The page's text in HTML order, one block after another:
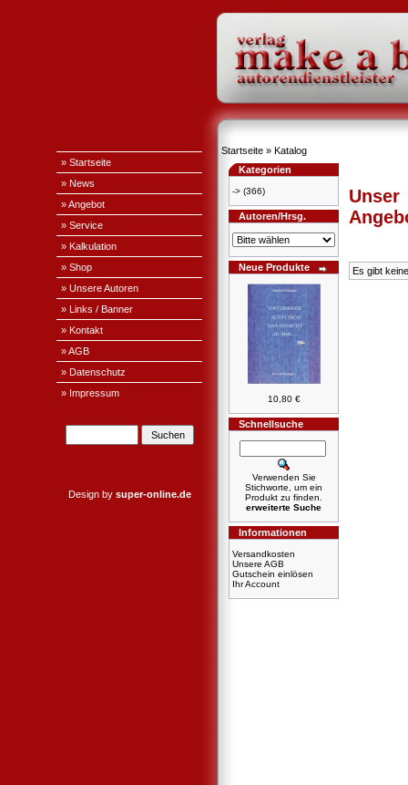
» Startseite
» News
» Angebot
» Service
» Kalkulation
» Shop
» Unsere Autoren
» Links / Banner
» Kontakt
» AGB
» Datenschutz
» Impressum
Design by super-online.de
Startseite » Katalog
Kategorien
-> (366)
Autoren/Hrsg.
Neue Produkte
10,80 €
Schnellsuche
Verwenden Sie
Stichworte, um ein
Produkt zu finden.
erweiterte Suche
Informationen
Versandkosten
Unsere AGB
Gutschein einlösen
Ihr Account
Unser
Es gibt